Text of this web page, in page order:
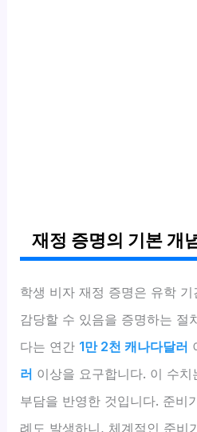
재정 증명의 기본 개
학생 비자 재정 증명은 유학
감당할 수 있음을 증명하는 절
다는 연간 1만 2천 캐나다달러
러 이상을 요구합니다. 이 수
부담을 반영한 것입니다. 준비
례도 발생하니, 체계적인 준비